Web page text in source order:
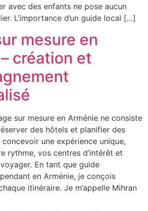
avec des enfants ne pose aucun
L’importance d’un guide local […]
mesure en
création et
sur mesure en Arménie ne consiste
des hôtels et planifier des
concevoir une expérience unique,
rythme, vos centres d’intérêt et
En tant que guide
en Arménie, je conçois
itinéraire. Je m’appelle Mihran